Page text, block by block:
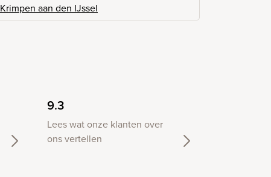
Krimpen aan den IJssel
9.3
Lees wat onze klanten over
ons vertellen